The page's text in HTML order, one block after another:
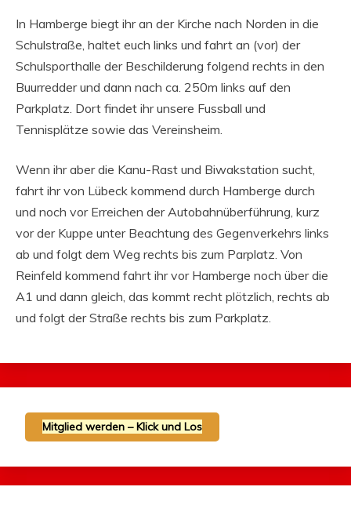
In Hamberge biegt ihr an der Kirche nach Norden in die
Schulstraße, haltet euch links und fahrt an (vor) der
Schulsporthalle der Beschilderung folgend rechts in den
Buurredder und dann nach ca. 250m links auf den
Parkplatz. Dort findet ihr unsere Fussball und
Tennisplätze sowie das Vereinsheim.
Wenn ihr aber die Kanu-Rast und Biwakstation sucht,
fahrt ihr von Lübeck kommend durch Hamberge durch
und noch vor Erreichen der Autobahnüberführung, kurz
vor der Kuppe unter Beachtung des Gegenverkehrs links
ab und folgt dem Weg rechts bis zum Parplatz. Von
Reinfeld kommend fahrt ihr vor Hamberge noch über die
A1 und dann gleich, das kommt recht plötzlich, rechts ab
und folgt der Straße rechts bis zum Parkplatz.
Mitglied werden – Klick und Los